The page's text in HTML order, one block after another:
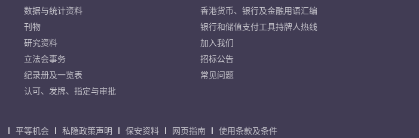
数据与统计资料
刊物
研究资料
立法会事务
纪录册及一览表
认可、发牌、指定与审批
香港货币、银行及金融用语汇编
银行和储值支付工具持牌人热线
加入我们
招标公告
常见问题
平等机会 私隐政策声明 保安资料 网页指南 使用条款及条件